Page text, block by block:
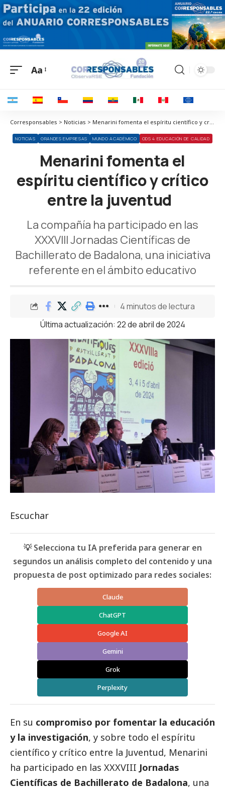
Aa
Corresponsables > Noticias > Menarini fomenta el espíritu científico y crítico entre la juventud
NOTICIAS GRANDES EMPRESAS MUNDO ACADÉMICO ODS 4 EDUCACIÓN DE CALIDAD
Menarini fomenta el
espíritu científico y crítico
entre la juventud
La compañía ha participado en las
XXXVIII Jornadas Científicas de
Bachillerato de Badalona, una iniciativa
referente en el ámbito educativo
Última actualización: 22 de abril de 2024
4 minutos de lectura
Escuchar
💡 Selecciona tu IA preferida para generar en
segundos un análisis completo del contenido y una
propuesta de post optimizado para redes sociales:
Claude
ChatGPT
Google AI
Gemini
Grok
Perplexity
En su compromiso por fomentar la educación
y la investigación, y sobre todo el espíritu
científico y crítico entre la Juventud, Menarini
ha participado en las XXXVIII Jornadas
Científicas de Bachillerato de Badalona, una